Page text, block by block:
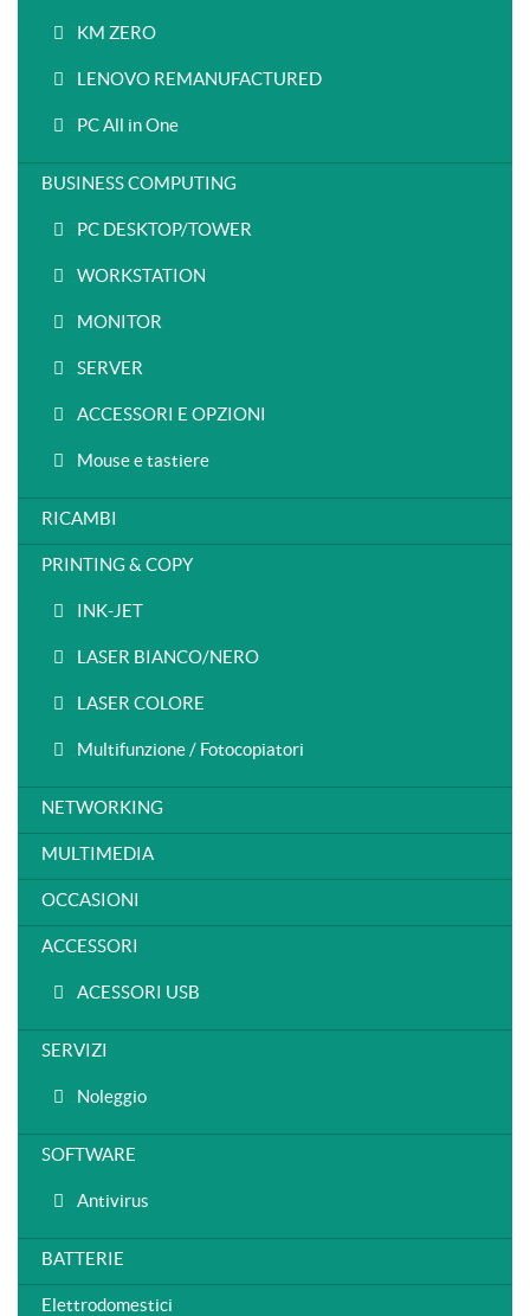
KM ZERO
LENOVO REMANUFACTURED
PC All in One
BUSINESS COMPUTING
PC DESKTOP/TOWER
WORKSTATION
MONITOR
SERVER
ACCESSORI E OPZIONI
Mouse e tastiere
RICAMBI
PRINTING & COPY
INK-JET
LASER BIANCO/NERO
LASER COLORE
Multifunzione / Fotocopiatori
NETWORKING
MULTIMEDIA
OCCASIONI
ACCESSORI
ACESSORI USB
SERVIZI
Noleggio
SOFTWARE
Antivirus
BATTERIE
Elettrodomestici